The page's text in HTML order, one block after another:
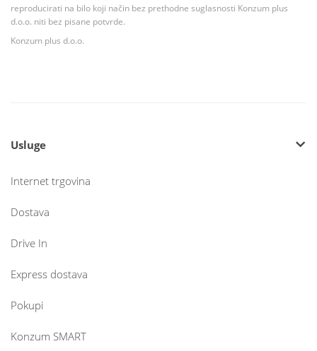
reproducirati na bilo koji način bez prethodne suglasnosti Konzum plus
d.o.o. niti bez pisane potvrde.
Konzum plus d.o.o.
Usluge
Internet trgovina
Dostava
Drive In
Express dostava
Pokupi
Konzum SMART